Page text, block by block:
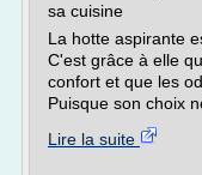
sa cuisine
La hotte aspirante
C'est grâce à elle
confort et que les
Puisque son choix
Lire la suite